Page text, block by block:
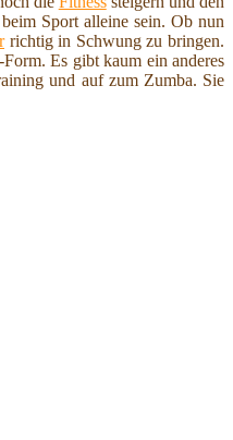
Sport alleine sein. Ob nun
richtig in Schwung zu bringen.
Es gibt kaum ein anderes
und auf zum Zumba. Sie